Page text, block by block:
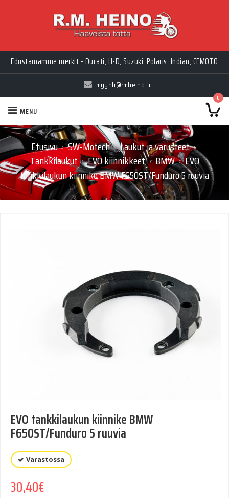
Edustamamme merkit - Ducati, H-D, Suzuki, Polaris, Indian, CFMOTO
myynti@rmheino.fi
0
MENU
Etusivu › SW-Motech › Laukut ja varusteet ›
Tankkilaukut › EVO kiinnikkeet › BMW › EVO
tankkilaukun kiinnike BMW F650ST/Funduro 5 ruuvia
EVO tankkilaukun kiinnike BMW
F650ST/Funduro 5 ruuvia
Varastossa
30,40€